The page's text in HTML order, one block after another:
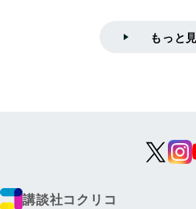
もっと
講談社コクリコ